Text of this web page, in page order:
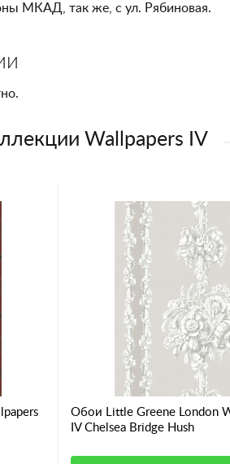
МКАД, так же, с ул. Рябиновая.
Wallpapers IV
Обои Little Greene London
IV Chelsea Bridge Hush